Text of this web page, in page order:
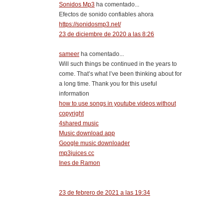
Sonidos Mp3 ha comentado...
Efectos de sonido confiables ahora
https://sonidosmp3.net/
23 de diciembre de 2020 a las 8:26
sameer ha comentado...
Will such things be continued in the years to
come. That’s what I’ve been thinking about for
a long time. Thank you for this useful
information
how to use songs in youtube videos without
copyright
4shared music
Music download app
Google music downloader
mp3juices cc
Ines de Ramon
23 de febrero de 2021 a las 19:34